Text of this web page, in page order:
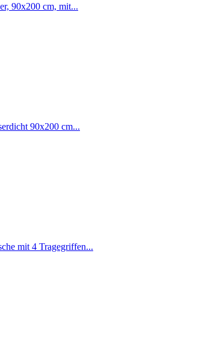
90x200 cm, mit...
90x200 cm...
mit 4 Tragegriffen...